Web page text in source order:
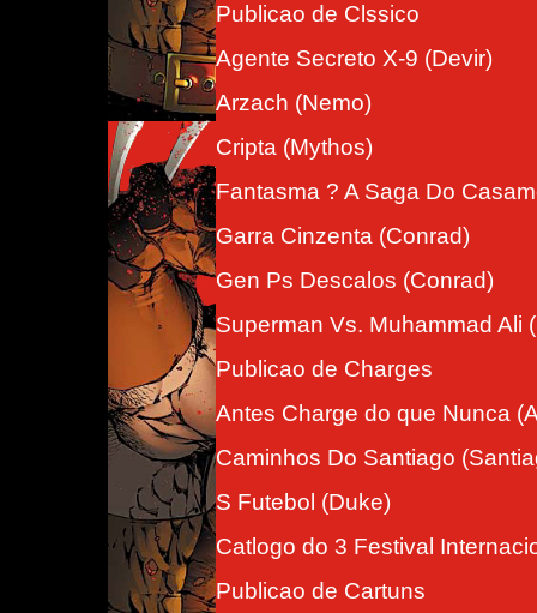
Publicao de Clssico
Agente Secreto X-9 (Devir)
Arzach (Nemo)
Cripta (Mythos)
Fantasma ? A Saga Do
Garra Cinzenta (Conrad)
Gen Ps Descalos (Conrad)
Superman Vs. Muhammad Ali
Publicao de Charges
Antes Charge do que Nunca
Caminhos Do Santiago
S Futebol (Duke)
Catlogo do 3 Festival
Publicao de Cartuns